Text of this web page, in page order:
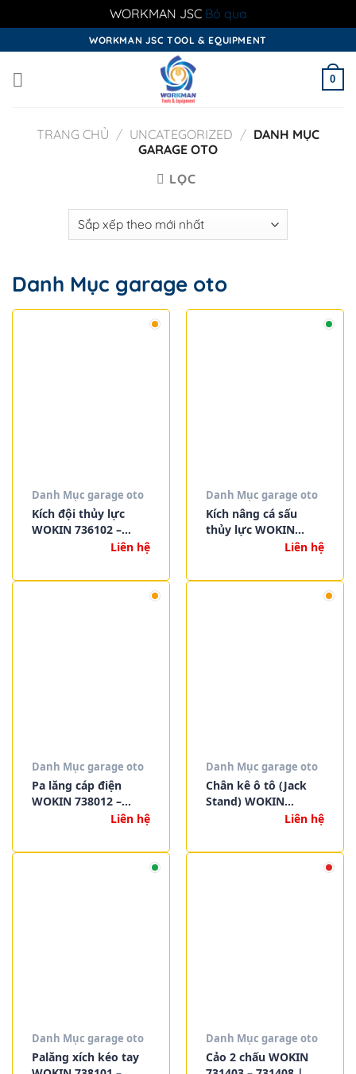
WORKMAN JSC Bỏ qua
to
content
WORKMAN JSC TOOL & EQUIPMENT
0
TRANG CHỦ / UNCATEGORIZED / DANH MỤC
GARAGE OTO
LỌC
Danh Mục garage oto
Danh Mục garage oto
Kích đội thủy lực
WOKIN 736102 –
736150 | Tải trọng từ
nâng hạ mạnh mẽ và
Liên hệ
Danh Mục garage oto
Kích nâng cá sấu
thủy lực WOKIN
736502 2 tấn | Thiết
nhanh chóng và an
Liên hệ
Danh Mục garage oto
Pa lăng cáp điện
WOKIN 738012 –
738002 | Nâng hạ
chóng, an toàn và
Liên hệ
Danh Mục garage oto
Chân kê ô tô (Jack
Stand) WOKIN
736802 – 736806 | Giá
chữa và bảo dưỡng
Liên hệ
Danh Mục garage oto
Palăng xích kéo tay
Danh Mục garage oto
Cảo 2 chấu WOKIN